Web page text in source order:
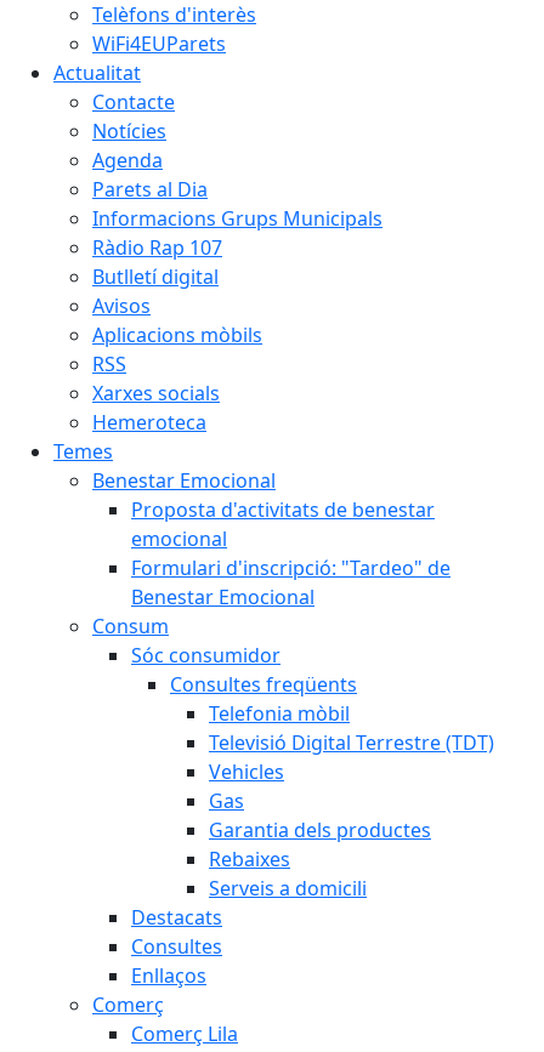
Telèfons d'interès
WiFi4EUParets
Actualitat
Contacte
Notícies
Agenda
Parets al Dia
Informacions Grups Municipals
Ràdio Rap 107
Butlletí digital
Avisos
Aplicacions mòbils
RSS
Xarxes socials
Hemeroteca
Temes
Benestar Emocional
Proposta d'activitats de benestar
emocional
Formulari d'inscripció: "Tardeo" de
Benestar Emocional
Consum
Sóc consumidor
Consultes freqüents
Telefonia mòbil
Televisió Digital Terrestre (TDT)
Vehicles
Gas
Garantia dels productes
Rebaixes
Serveis a domicili
Destacats
Consultes
Enllaços
Comerç
Comerç Lila